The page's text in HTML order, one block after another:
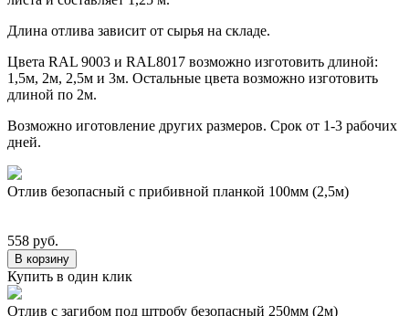
Длина отлива зависит от сырья на складе.
Цвета RAL 9003 и RAL8017 возможно изготовить длиной:
1,5м, 2м, 2,5м и 3м. Остальные цвета возможно изготовить
длиной по 2м.
Возможно иготовление других размеров. Срок от 1-3 рабочих
дней.
Отлив безопасный с прибивной планкой 100мм (2,5м)
558 руб.
В корзину
Купить в один клик
Отлив с загибом под штробу безопасный 250мм (2м)